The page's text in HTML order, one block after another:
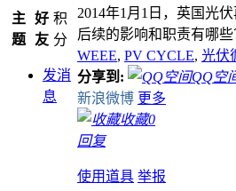
主
题
好
友
积
分
发消
息
2014年1月1日，英国光
后续的影响和职责有哪些
WEEE, PV CYCLE, 光伏
分享到:
QQ空
新浪微博 更多
收藏0
回复
使用道具 举报